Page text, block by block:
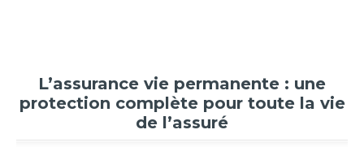
L’assurance vie permanente : une
protection complète pour toute la vie
de l’assuré